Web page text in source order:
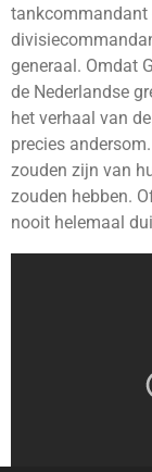
tankcommandant
generaal. Omdat
de Nederlandse
het verhaal van
precies
zouden zijn van
zouden hebben.
nooit helemaal